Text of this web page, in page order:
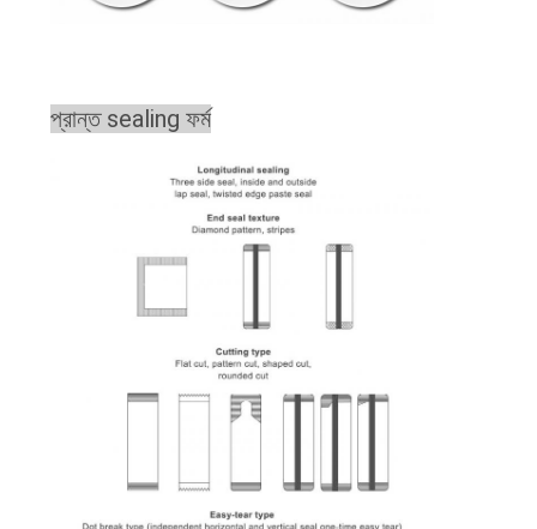
প্রান্ত sealing ফর্ম